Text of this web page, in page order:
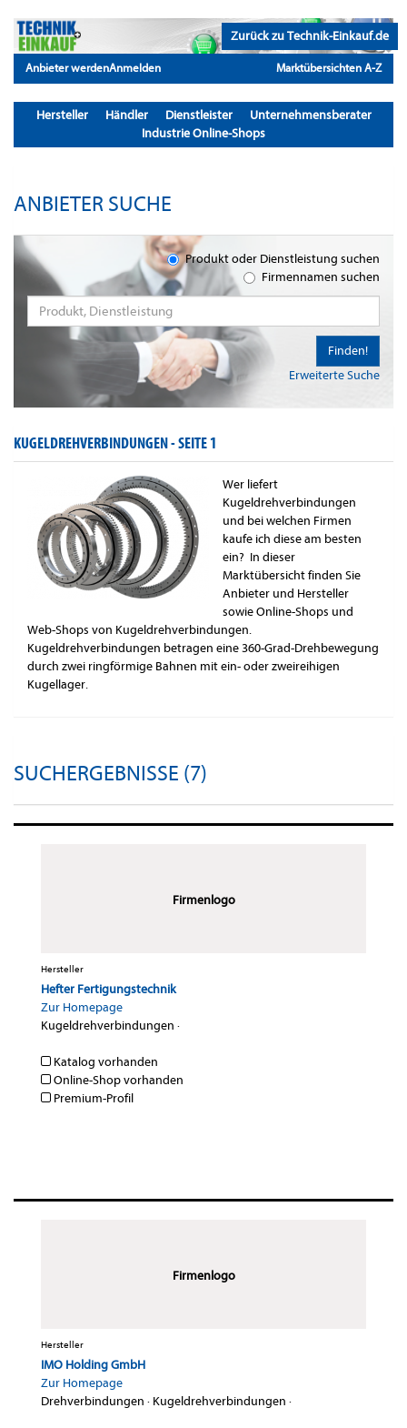
Zurück zu Technik-Einkauf.de
Anbieter werdenAnmelden Marktübersichten A-Z
Hersteller Händler Dienstleister
Unternehmensberater
Industrie Online-Shops
ANBIETER SUCHE
Produkt oder Dienstleistung suchen
Firmennamen suchen
Erweiterte Suche
Finden!
KUGELDREHVERBINDUNGEN -SEITE 1
Wer liefert
Kugeldrehverbindungen
und bei welchen Firmen
kaufe ich diese am besten
ein? In dieser
Marktübersicht finden Sie
Anbieter und Hersteller
sowie Online-Shops und
Web-Shops von Kugeldrehverbindungen.
Kugeldrehverbindungen betragen eine 360-Grad-Drehbewegung
durch zwei ringförmige Bahnen mit ein- oder zweireihigen
Kugellager.
SUCHERGEBNISSE (7)
Firmenlogo
Hersteller
Hefter Fertigungstechnik
Zur Homepage
Kugeldrehverbindungen ·
Katalog vorhanden
Online-Shop vorhanden
Premium-Profil
Firmenlogo
Hersteller
IMO Holding GmbH
Zur Homepage
Drehverbindungen · Kugeldrehverbindungen ·